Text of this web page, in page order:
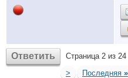
Ответить Страница 2 из 24
>
Последняя »